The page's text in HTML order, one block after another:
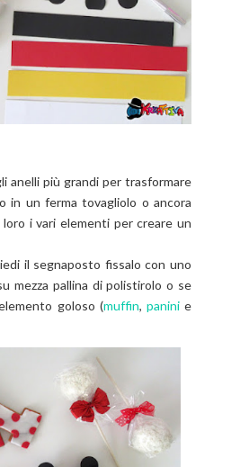
anelli più grandi per trasformare
in un ferma tovagliolo o ancora
i vari elementi per creare un
il segnaposto fissalo con uno
mezza pallina di polistirolo o se
goloso (muffin, paninie